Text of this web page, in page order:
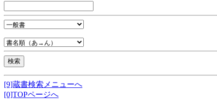
[9]蔵書検索メニューへ
[0]TOPページへ